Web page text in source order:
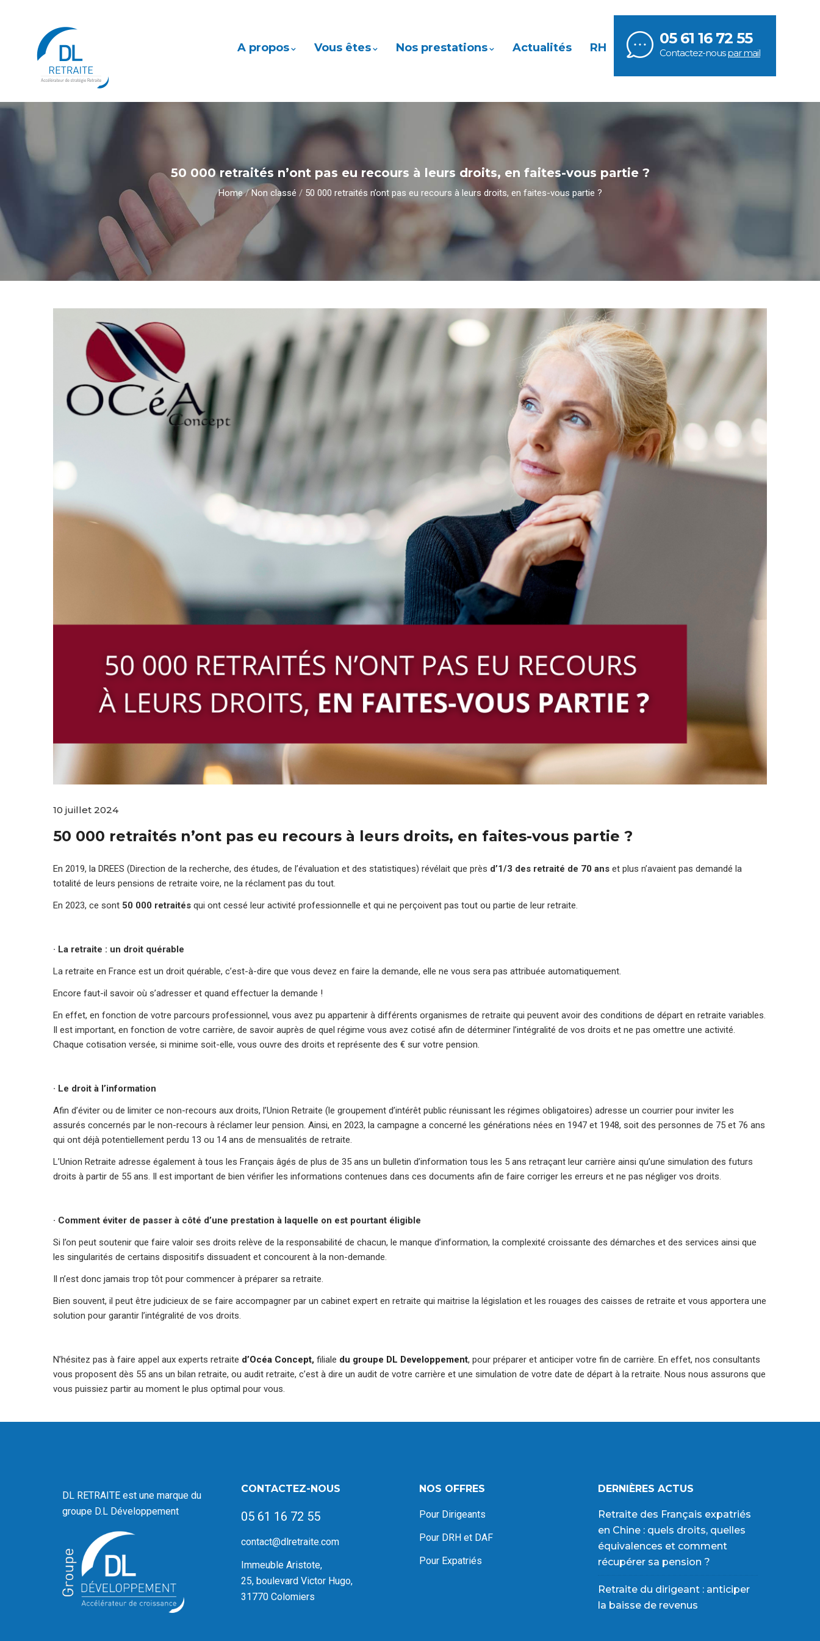
A propos Vous êtes Nos prestations Actualités RH
05 61 16 72 55
Contactez-nouspar mail
50 000 retraités n’ont pas eu recours à leurs droits, en faites-vous partie ?
Home/ Non classé / 50 000 retraités n’ont pas eu recours à leurs droits, en faites-vous partie ?
10 juillet 2024
50 000 retraités n’ont pas eu recours à leurs droits, en faites-vous partie ?
En 2019, la DREES (Direction de la recherche, des études, de l’évaluation et des statistiques) révélait que près d’1/3 des retraité de 70 ans et plus n’avaient pas demandé la
totalité de leurs pensions de retraite voire, ne la réclament pas du tout.
En 2023, ce sont 50 000 retraités qui ont cessé leur activité professionnelle et qui ne perçoivent pas tout ou partie de leur retraite.
· La retraite : un droit quérable
La retraite en France est un droit quérable, c’est-à-dire que vous devez en faire la demande, elle ne vous sera pas attribuée automatiquement.
Encore faut-il savoir où s’adresser et quand effectuer la demande !
En effet, en fonction de votre parcours professionnel, vous avez pu appartenir à différents organismes de retraite qui peuvent avoir des conditions de départ en retraite variables.
Il est important, en fonction de votre carrière, de savoir auprès de quel régime vous avez cotisé afin de déterminer l’intégralité de vos droits et ne pas omettre une activité.
Chaque cotisation versée, si minime soit-elle, vous ouvre des droits et représente des € sur votre pension.
· Le droit à l’information
Afin d’éviter ou de limiter ce non-recours aux droits, l’Union Retraite (le groupement d’intérêt public réunissant les régimes obligatoires) adresse un courrier pour inviter les
assurés concernés par le non-recours à réclamer leur pension. Ainsi, en 2023, la campagne a concerné les générations nées en 1947 et 1948, soit des personnes de 75 et 76 ans
qui ont déjà potentiellement perdu 13 ou 14 ans de mensualités de retraite.
L’Union Retraite adresse également à tous les Français âgés de plus de 35 ans un bulletin d’information tous les 5 ans retraçant leur carrière ainsi qu’une simulation des futurs
droits à partir de 55 ans. Il est important de bien vérifier les informations contenues dans ces documents afin de faire corriger les erreurs et ne pas négliger vos droits.
· Comment éviter de passer à côté d’une prestation à laquelle on est pourtant éligible
Si l’on peut soutenir que faire valoir ses droits relève de la responsabilité de chacun, le manque d’information, la complexité croissante des démarches et des services ainsi que
les singularités de certains dispositifs dissuadent et concourent à la non-demande.
Il n’est donc jamais trop tôt pour commencer à préparer sa retraite.
Bien souvent, il peut être judicieux de se faire accompagner par un cabinet expert en retraite qui maitrise la législation et les rouages des caisses de retraite et vous apportera une
solution pour garantir l’intégralité de vos droits.
N’hésitez pas à faire appel aux experts retraite d’Océa Concept, filiale du groupe DL Developpement, pour préparer et anticiper votre fin de carrière. En effet, nos consultants
vous proposent dès 55 ans un bilan retraite, ou audit retraite, c’est à dire un audit de votre carrière et une simulation de votre date de départ à la retraite. Nous nous assurons que
vous puissiez partir au moment le plus optimal pour vous.
DL RETRAITE est une marque du
groupe D.L Développement
CONTACTEZ-NOUS
05 61 16 72 55
contact@dlretraite.com
Immeuble Aristote,
25, boulevard Victor Hugo,
31770 Colomiers
NOS OFFRES
Pour Dirigeants
Pour DRH et DAF
Pour Expatriés
DERNIÈRES ACTUS
Retraite des Français expatriés
en Chine : quels droits, quelles
équivalences et comment
récupérer sa pension ?
Retraite du dirigeant : anticiper
la baisse de revenus